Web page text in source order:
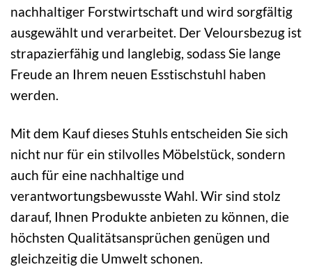
nachhaltiger Forstwirtschaft und wird sorgfältig
ausgewählt und verarbeitet. Der Veloursbezug ist
strapazierfähig und langlebig, sodass Sie lange
Freude an Ihrem neuen Esstischstuhl haben
werden.
Mit dem Kauf dieses Stuhls entscheiden Sie sich
nicht nur für ein stilvolles Möbelstück, sondern
auch für eine nachhaltige und
verantwortungsbewusste Wahl. Wir sind stolz
darauf, Ihnen Produkte anbieten zu können, die
höchsten Qualitätsansprüchen genügen und
gleichzeitig die Umwelt schonen.